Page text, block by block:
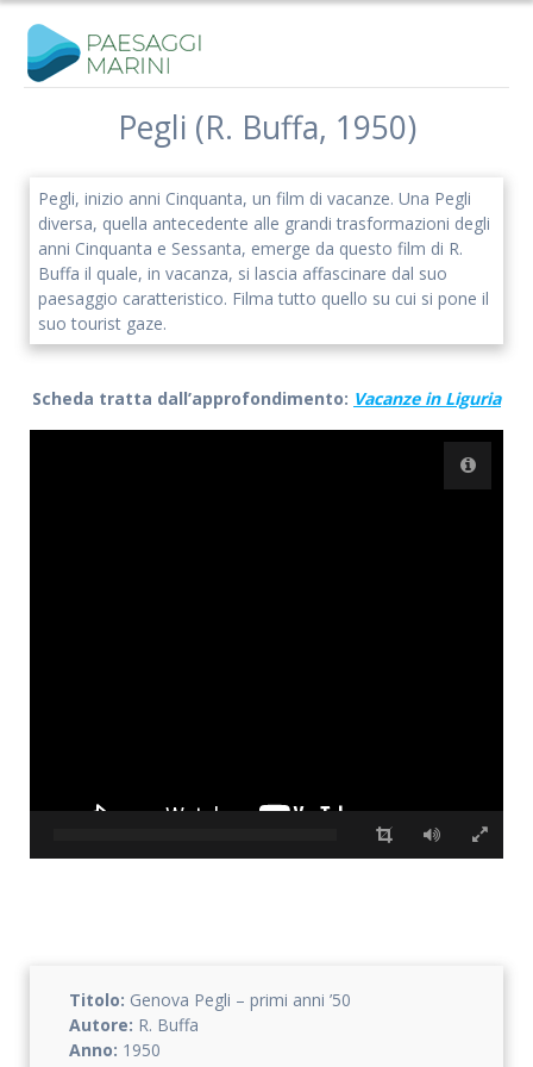
Salta
Pegli (R. Buffa, 1950)
Pegli, inizio anni Cinquanta, un film di vacanze. Una Pegli
diversa, quella antecedente alle grandi trasformazioni degli
anni Cinquanta e Sessanta, emerge da questo film di R.
Buffa il quale, in vacanza, si lascia affascinare dal suo
paesaggio caratteristico. Filma tutto quello su cui si pone il
suo tourist gaze.
Scheda tratta dall’approfondimento: Vacanze in Liguria
Titolo: Genova Pegli – primi anni ’50
Autore: R. Buffa
Anno: 1950